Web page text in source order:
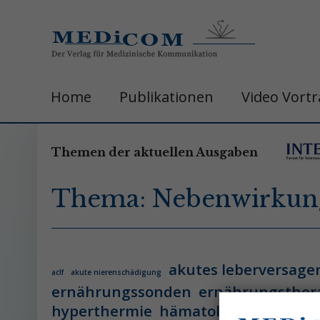
Home Publikationen Video
Themen der aktuellen Ausgaben
Thema:
aclf akute nierenschädigung akutes
ernährungssonden
hyperthermie hämatologie